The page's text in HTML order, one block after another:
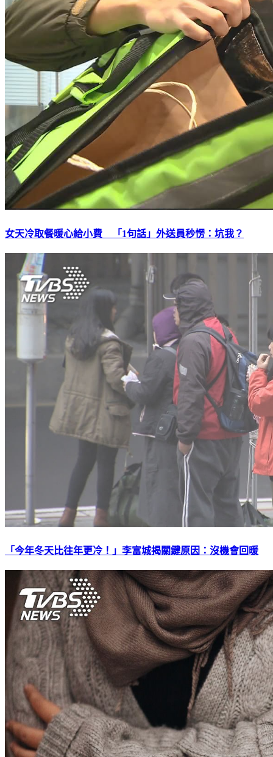
女天冷取餐暖心給小費 「1句話」外送員秒愣：坑我？
「今年冬天比往年更冷！」李富城揭關鍵原因：沒機會回暖